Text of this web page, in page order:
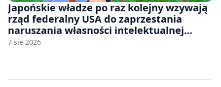
Japońskie władze po raz kolejny wzywają
rząd federalny USA do zaprzestania
naruszania własności intelektualnej
japońskich gier i anime
7 sie 2026